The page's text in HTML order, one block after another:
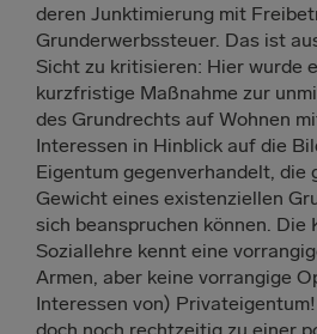
deren Junktimierung mit
Grunderwerbssteuer. Das ist
Sicht zu kritisieren: Hier wurde
kurzfristige Maßnahme zur
des Grundrechts auf Wohnen
Interessen in Hinblick auf die
Eigentum gegenverhandelt, die
Gewicht eines existenziellen
sich beanspruchen können. Die
Soziallehre kennt eine
Armen, aber keine vorrangige
Interessen von)
doch noch rechtzeitig zu einer